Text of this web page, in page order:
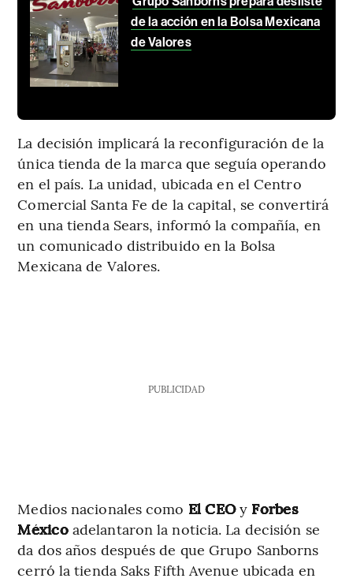
de la acción en la Bolsa Mexicana
de Valores
La decisión implicará la reconfiguración de la
única tienda de la marca que seguía operando
en el país. La unidad, ubicada en el Centro
Comercial Santa Fe de la capital, se convertirá
en una tienda Sears, informó la compañía, en
un comunicado distribuido en la Bolsa
Mexicana de Valores.
PUBLICIDAD
Medios nacionales como El CEOy Forbes
Méxicoadelantaron la noticia. La decisión se
da dos años después de que Grupo Sanborns
cerró la tienda Saks Fifth Avenue ubicada en